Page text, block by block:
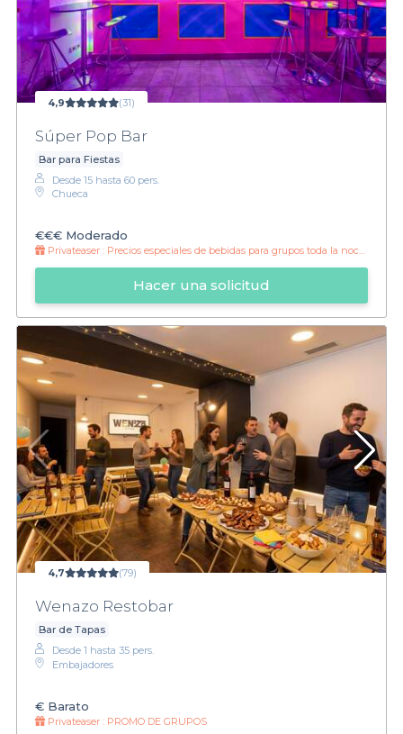
4,9 (31)
Súper Pop Bar
Bar para Fiestas
Desde 15 hasta 60 pers.
Chueca
€€€ Moderado
Privateaser : Precios especiales de bebidas para grupos toda la noche
Hacer una solicitud
4,7 (79)
Wenazo Restobar
Bar de Tapas
Desde 1 hasta 35 pers.
Embajadores
€ Barato
Privateaser : PROMO DE GRUPOS